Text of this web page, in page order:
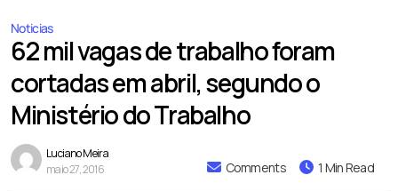
Noticias
62 mil vagas de trabalho foram
cortadas em abril, segundo o
Ministério do Trabalho
Luciano Meira
maio 27, 2016
Comments 1 Min Read